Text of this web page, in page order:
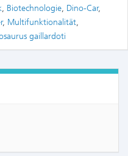
, Biotechnologie, Dino-Car,
, Multifunktionalität,
gaillardoti